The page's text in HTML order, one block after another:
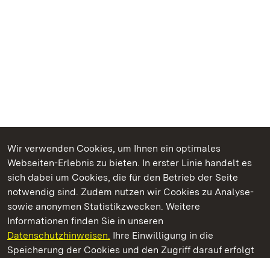
Wir verwenden Cookies, um Ihnen ein optimales
Webseiten-Erlebnis zu bieten. In erster Linie handelt es
sich dabei um Cookies, die für den Betrieb der Seite
notwendig sind. Zudem nutzen wir Cookies zu Analyse-
sowie anonymen Statistikzwecken. Weitere
Informationen finden Sie in unseren
Datenschutzhinweisen. Ihre Einwilligung in die
Speicherung der Cookies und den Zugriff darauf erfolgt
Kommen. Staunen. Genießen.
Staatliche Schlösser und Gärten Baden‑Württemberg